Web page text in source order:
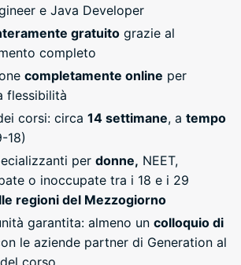
e Java Developer
gratuito grazie al
completo
completamente online per
flessibilità
corsi: circa 14 settimane, a tempo
18)
per donne, NEET,
o inoccupate tra i 18 e i 29
regioni del Mezzogiorno
garantita: almeno un colloquio di
le aziende partner di Generation al